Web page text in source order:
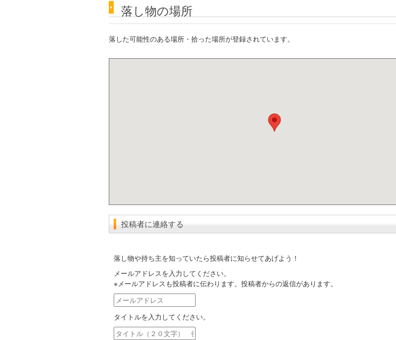
落し物の場所
落した可能性のある場所・拾った場所が登録されています。
投稿者に連絡する
落し物や持ち主を知っていたら投稿者に知らせてあげよう！
メールアドレスを入力してください。
※メールアドレスも投稿者に伝わります。投稿者からの返信があります。
メ
ー
ル
ア
タイトルを入力してください。
タ